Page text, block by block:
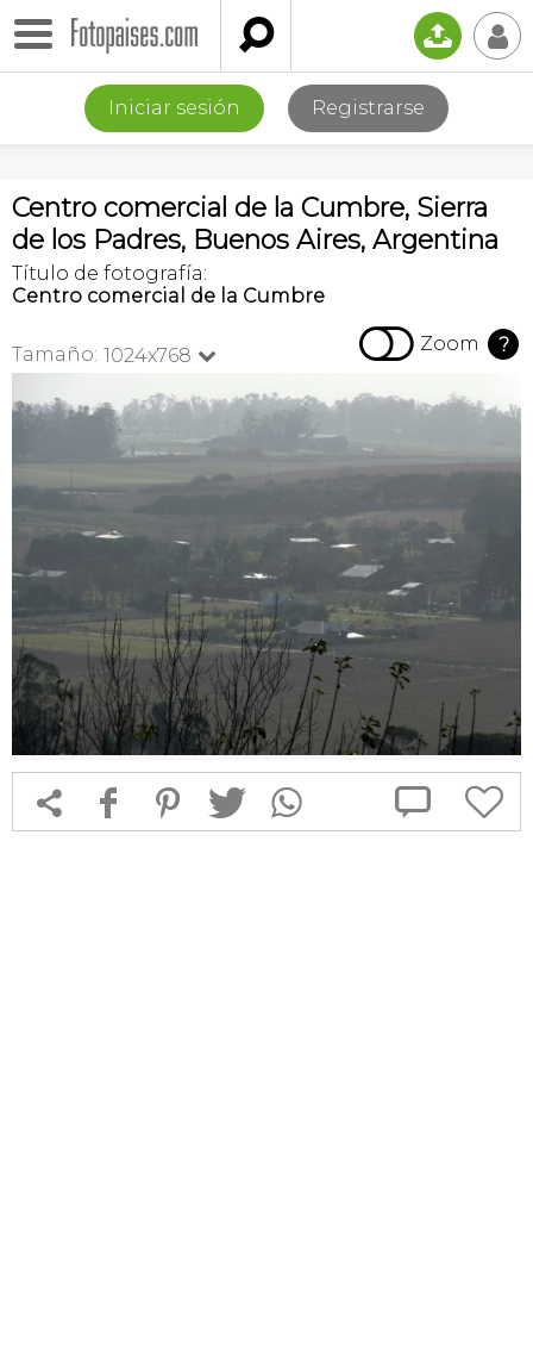
 📤 👤
Iniciar sesión Registrarse
Centro comercial de la Cumbre, Sierra
de los Padres, Buenos Aires, Argentina
Título de fotografía:
Centro comercial de la Cumbre
Tamaño: 1024x768   Zoom ?
 f 1 T  